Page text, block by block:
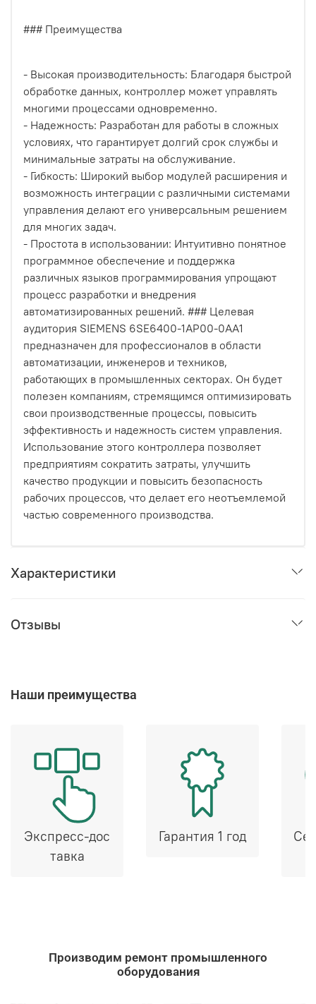
### Преимущества
- Высокая производительность: Благодаря быстрой
обработке данных, контроллер может управлять
многими процессами одновременно.
- Надежность: Разработан для работы в сложных
условиях, что гарантирует долгий срок службы и
минимальные затраты на обслуживание.
- Гибкость: Широкий выбор модулей расширения и
возможность интеграции с различными системами
управления делают его универсальным решением
для многих задач.
- Простота в использовании: Интуитивно понятное
программное обеспечение и поддержка
различных языков программирования упрощают
процесс разработки и внедрения
автоматизированных решений. ### Целевая
аудитория SIEMENS 6SE6400-1AP00-0AA1
предназначен для профессионалов в области
автоматизации, инженеров и техников,
работающих в промышленных секторах. Он будет
полезен компаниям, стремящимся оптимизировать
свои производственные процессы, повысить
эффективность и надежность систем управления.
Использование этого контроллера позволяет
предприятиям сократить затраты, улучшить
качество продукции и повысить безопасность
рабочих процессов, что делает его неотъемлемой
частью современного производства.
Характеристики
Отзывы
Наши преимущества
Экспресс-дос
тавка
Гарантия 1 год
Производим ремонт промышленного
оборудования